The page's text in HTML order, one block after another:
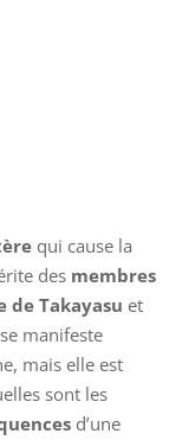
qui cause la
des membres
Takayasu et
manifeste
mais elle est
sont les
d’une